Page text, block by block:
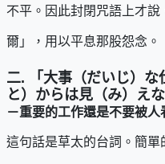
不平。因此封閉咒語上才
爾」，用以平息那股怨念。
二. 「大事（だいじ）
と）からは見（み）え
－重要的工作還是不要被人
這句話是草太的台詞。簡